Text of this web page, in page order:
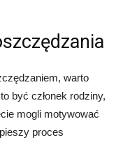
warto
być członek rodziny,
mogli motywować
proces